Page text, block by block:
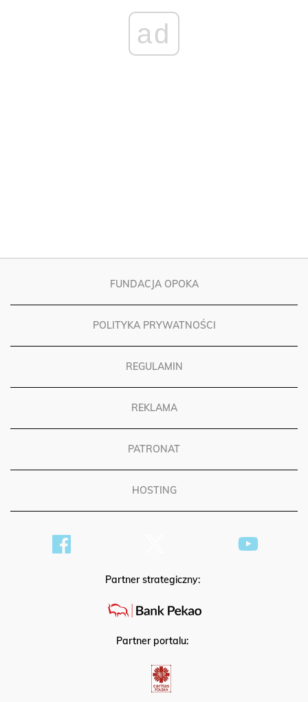
FUNDACJA OPOKA
POLITYKA PRYWATNOŚCI
REGULAMIN
REKLAMA
PATRONAT
HOSTING
Partner strategiczny:
Partner portalu: